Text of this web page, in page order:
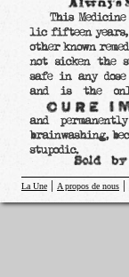
La Une | A propos de nous |